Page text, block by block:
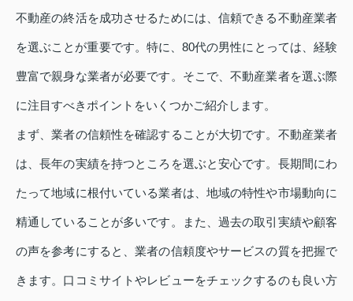
不動産の終活を成功させるためには、信頼できる不動産業者
を選ぶことが重要です。特に、80代の男性にとっては、経験
豊富で親身な業者が必要です。そこで、不動産業者を選ぶ際
に注目すべきポイントをいくつかご紹介します。
まず、業者の信頼性を確認することが大切です。不動産業者
は、長年の実績を持つところを選ぶと安心です。長期間にわ
たって地域に根付いている業者は、地域の特性や市場動向に
精通していることが多いです。また、過去の取引実績や顧客
の声を参考にすると、業者の信頼度やサービスの質を把握で
きます。口コミサイトやレビューをチェックするのも良い方